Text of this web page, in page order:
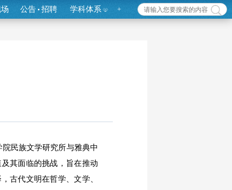
公告 招聘 学科体系 +
民族文学研究所与雅典中
其面临的挑战，旨在推动
古代文明在哲学、文学、